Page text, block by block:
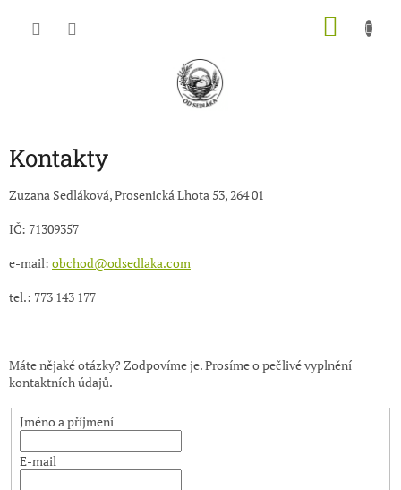
Kontakty
Zuzana Sedláková, Prosenická Lhota 53, 264 01
IČ: 71309357
e-mail: obchod@odsedlaka.com
tel.: 773 143 177
Máte nějaké otázky? Zodpovíme je. Prosíme o pečlivé vyplnění
kontaktních údajů.
Jméno a příjmení
E-mail